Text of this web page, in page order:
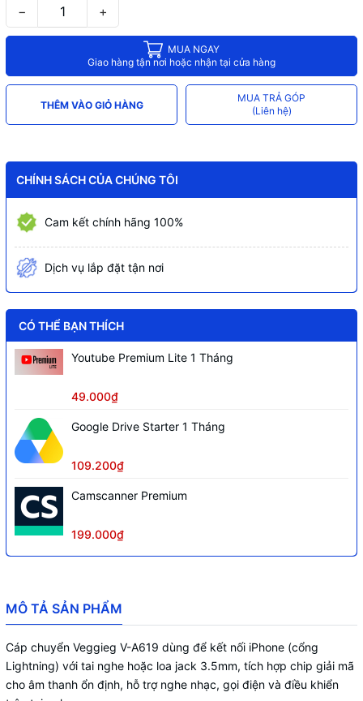
− +
MUA NGAY
Giao hàng tận nơi hoặc nhận tại cửa hàng
THÊM VÀO GIỎ HÀNG
MUA TRẢ GÓP
(Liên hệ)
CHÍNH SÁCH CỦA CHÚNG TÔI
Cam kết chính hãng 100%
Dịch vụ lắp đặt tận nơi
CÓ THỂ BẠN THÍCH
Youtube Premium Lite 1 Tháng
49.000₫
Google Drive Starter 1 Tháng
109.200₫
Camscanner Premium
199.000₫
MÔ TẢ SẢN PHẨM
Cáp chuyển Veggieg V-A619 dùng để kết nối iPhone (cổng
Lightning) với tai nghe hoặc loa jack 3.5mm, tích hợp chip giải mã
cho âm thanh ổn định, hỗ trợ nghe nhạc, gọi điện và điều khiển